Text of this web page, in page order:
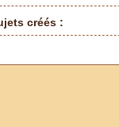
créés :